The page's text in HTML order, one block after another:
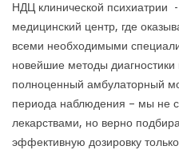
НДЦ клинической психиатрии
медицинский центр, где
всеми необходимыми
новейшие методы диагностики
полноценный амбулаторный
периода наблюдения – мы не
лекарствами, но верно
эффективную дозировку